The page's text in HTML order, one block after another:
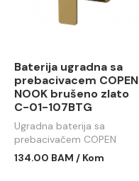
Baterija ugradna sa
prebacivacem COPEN
NOOK brušeno zlato
C-01-107BTG
Ugradna baterija sa
prebacivačem COPEN
NOOK brušeno zlato C-01-
134.00 BAM / Kom